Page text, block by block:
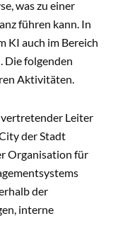
was zu einer
führen kann. In
KI auch im Bereich
Die folgenden
Aktivitäten.
Leiter
der Stadt
Organisation für
der
interne